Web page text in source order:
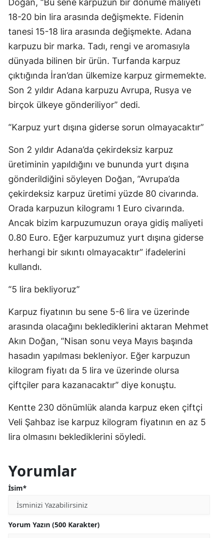
Doğan, “Bu sene karpuzun bir dönüme maliyeti
18-20 bin lira arasında değişmekte. Fidenin
tanesi 15-18 lira arasında değişmekte. Adana
karpuzu bir marka. Tadı, rengi ve aromasıyla
dünyada bilinen bir ürün. Turfanda karpuz
çıktığında İran’dan ülkemize karpuz girmemekte.
Son 2 yıldır Adana karpuzu Avrupa, Rusya ve
birçok ülkeye gönderiliyor” dedi.
“Karpuz yurt dışına giderse sorun olmayacaktır”
Son 2 yıldır Adana’da çekirdeksiz karpuz
üretiminin yapıldığını ve bununda yurt dışına
gönderildiğini söyleyen Doğan, “Avrupa’da
çekirdeksiz karpuz üretimi yüzde 80 civarında.
Orada karpuzun kilogramı 1 Euro civarında.
Ancak bizim karpuzumuzun oraya gidiş maliyeti
0.80 Euro. Eğer karpuzumuz yurt dışına giderse
herhangi bir sıkıntı olmayacaktır” ifadelerini
kullandı.
“5 lira bekliyoruz”
Karpuz fiyatının bu sene 5-6 lira ve üzerinde
arasında olacağını beklediklerini aktaran Mehmet
Akın Doğan, “Nisan sonu veya Mayıs başında
hasadın yapılması bekleniyor. Eğer karpuzun
kilogram fiyatı da 5 lira ve üzerinde olursa
çiftçiler para kazanacaktır” diye konuştu.
Kentte 230 dönümlük alanda karpuz eken çiftçi
Veli Şahbaz ise karpuz kilogram fiyatının en az 5
lira olmasını beklediklerini söyledi.
Yorumlar
İsim*
Yorum Yazın (500 Karakter)